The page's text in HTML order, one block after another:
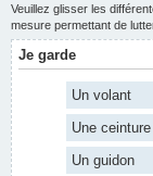
Veuillez glisser les
mesure permettant de
Je garde
Un volant
Une
Un guidon